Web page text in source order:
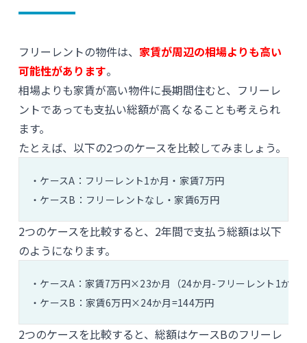
フリーレントの物件は、 家賃が周辺の相場よりも高い
可能性があります。
相場よりも家賃が高い物件に長期間住むと、フリーレ
ントであっても支払い総額が高くなることも考えられ
ます。
たとえば、以下の2つのケースを比較してみましょう。
・ケースA：フリーレント1か月・家賃7万円
・ケースB：フリーレントなし・家賃6万円
2つのケースを比較すると、2年間で支払う総額は以下
のようになります。
・ケースA：家賃7万円×23か月（24か月-フリーレント1か月
・ケースB：家賃6万円×24か月=144万円
2つのケースを比較すると、総額はケースBのフリーレ